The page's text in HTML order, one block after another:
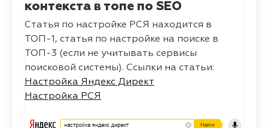
контекста в топе по SEO
Статья по настройке РСЯ находится в
ТОП-1, статья по настройке на поиске в
ТОП-3 (если не учитывать сервисы
поисковой системы). Ссылки на статьи:
Настройка Яндекс Директ
Настройка РСЯ